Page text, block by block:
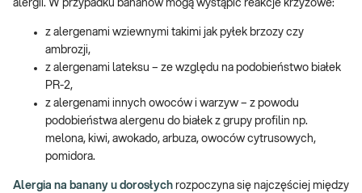
alergii. W przypadku bananów mogą wystąpić reakcje krzyżowe:
z alergenami wziewnymi takimi jak pyłek brzozy czy
ambrozji,
z alergenami lateksu – ze względu na podobieństwo białek
PR-2,
z alergenami innych owoców i warzyw – z powodu
podobieństwa alergenu do białek z grupy profilin np.
melona, kiwi, awokado, arbuza, owoców cytrusowych,
pomidora.
Alergia na banany u dorosłych rozpoczyna się najczęściej między